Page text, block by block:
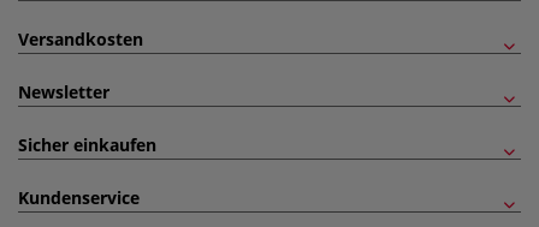
Versandkosten
Newsletter
Sicher einkaufen
Kundenservice